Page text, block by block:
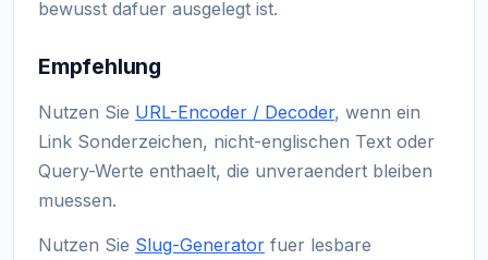
bewusst dafuer ausgelegt ist.
Empfehlung
Nutzen Sie URL-Encoder / Decoder, wenn ein
Link Sonderzeichen, nicht-englischen Text oder
Query-Werte enthaelt, die unveraendert bleiben
muessen.
Nutzen Sie Slug-Generator fuer lesbare